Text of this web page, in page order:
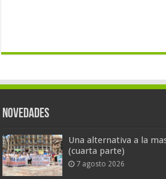
Novedades
Una alternativa a la
(cuarta parte)
7 agosto 2026